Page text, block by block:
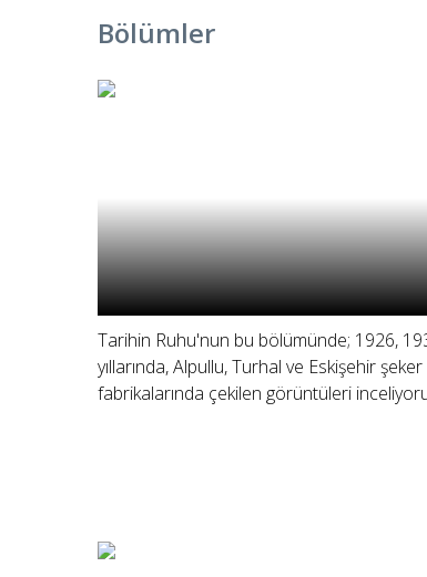
Bölümler
Tarihin Ruhu'nun bu bölümünde; 1926,
yıllarında, Alpullu, Turhal ve Eskişehir şeker
fabrikalarında çekilen görüntüleri